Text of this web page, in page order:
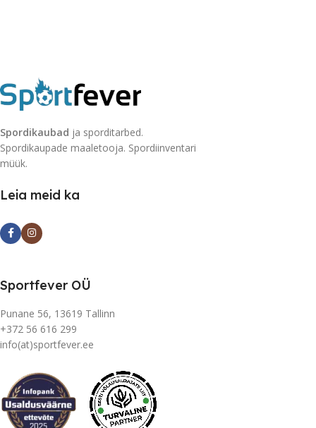
Spordikaubad ja sporditarbed.
Spordikaupade maaletooja. Spordiinventari
müük.
Leia meid ka
Sportfever OÜ
Punane 56, 13619 Tallinn
+372 56 616 299
info(at)sportfever.ee